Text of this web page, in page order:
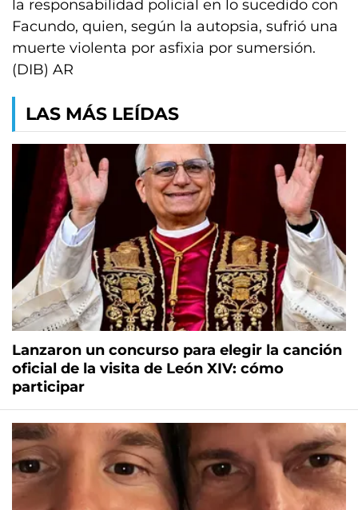
la responsabilidad policial en lo sucedido con
Facundo, quien, según la autopsia, sufrió una
muerte violenta por asfixia por sumersión.
(DIB) AR
LAS MÁS LEÍDAS
Lanzaron un concurso para elegir la canción
oficial de la visita de León XIV: cómo
participar